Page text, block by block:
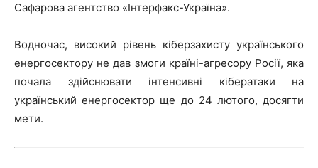
Сафарова агентство «Інтерфакс-Україна».
Водночас, високий рівень кіберзахисту українського
енергосектору не дав змоги країні-агресору Росії, яка
почала здійснювати інтенсивні кібератаки на
український енергосектор ще до 24 лютого, досягти
мети.